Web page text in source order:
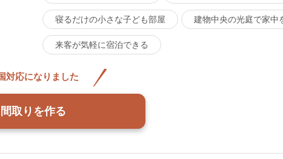
寝るだけの小さな子ども部屋 建物中央の光庭で家中
来客が気軽に宿泊できる
対応になりました
間取りを作る